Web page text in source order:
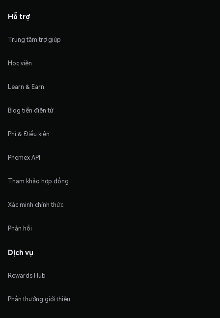
Hỗ trợ
Trung tâm trợ giúp
Học viện
Learn & Earn
Blog tiền điện tử
Phí & Điều kiện
Phemex API
Tham khảo hợp đồng
Xác minh chính thức
Phản hồi
Dịch vụ
Rewards Hub
Phần thưởng giới thiệu